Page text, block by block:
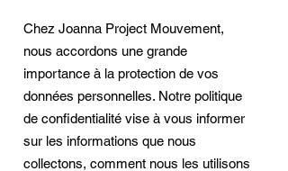
Chez Joanna Project Mouvement,
nous accordons une grande
importance à la protection de vos
données personnelles. Notre politique
de confidentialité vise à vous informer
sur les informations que nous
collectons, comment nous les utilisons